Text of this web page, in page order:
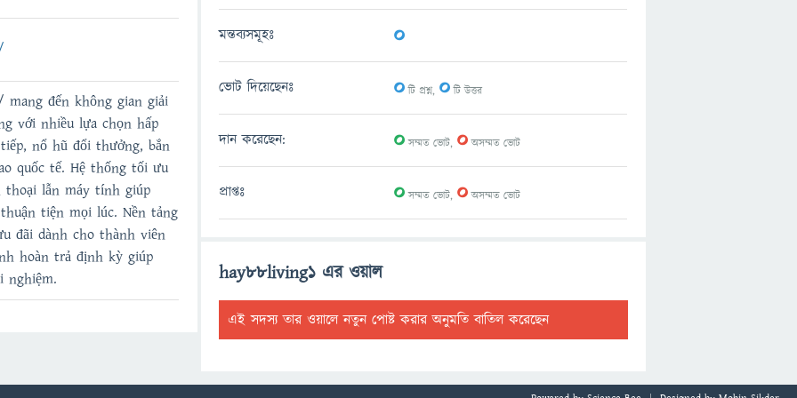
đến không gian giải
với nhiều lựa chọn hấp
nổ hũ đổi thưởng, bắn
quốc tế. Hệ thống tối ưu
thoại lẫn máy tính giúp
tiện mọi lúc. Nền tảng
đãi dành cho thành viên
hoàn trả định kỳ giúp
nghiệm.
মন্তব্যসমূহঃ 0
ভোট দিয়েছেনঃ 0টি প্রশ্ন, 0টি উত্তর
দান করেছেন: 0সম্মত ভোট, 0অসম্মত ভোট
প্রাপ্তঃ 0সম্মত ভোট, 0অসম্মত ভোট
hay88living1 এর ওয়াল
এই সদস্য তার ওয়ালে নতুন পোষ্ট করার অনুমতি বাতিল করেছেন